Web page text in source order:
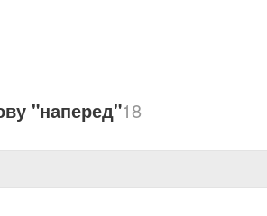
"наперед"18